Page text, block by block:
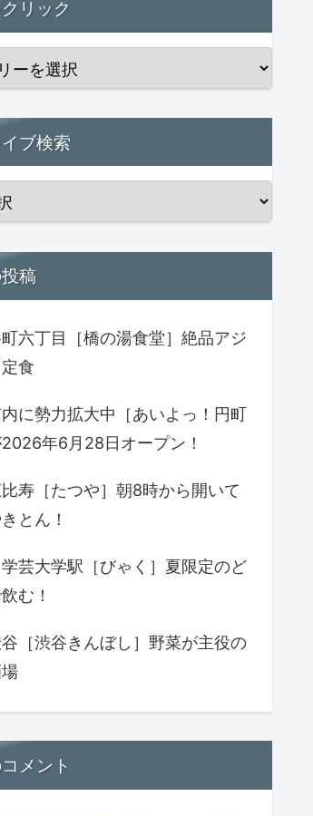
リック
ブ検索
稿
六丁目［橋の湯食堂］絶品アジ
食
に勢力拡大中［あいよっ！円町
年6月28日オープン！
寿［たつや］朝8時から開いて
とん！
芸大学駅［びゃく］夏限定のど
む！
［渋谷きんぼし］野菜が主役の
メント